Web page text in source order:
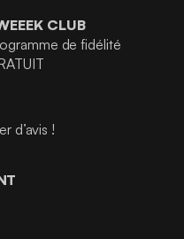
CLUB
de fidélité
d’avis !